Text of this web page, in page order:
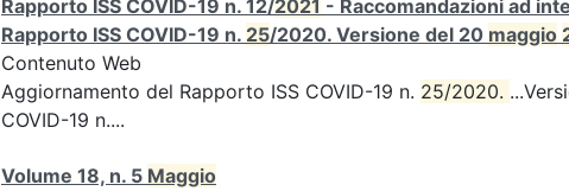
Rapporto ISS COVID-19 n. 12/2021 - Raccomandazioni ad
Rapporto ISS COVID-19 n. 25/2020. Versione del 20 maggio
Contenuto Web
Aggiornamento del Rapporto ISS COVID-19 n. 25/2020.
COVID-19 n....
Volume 18, n. 5 Maggio